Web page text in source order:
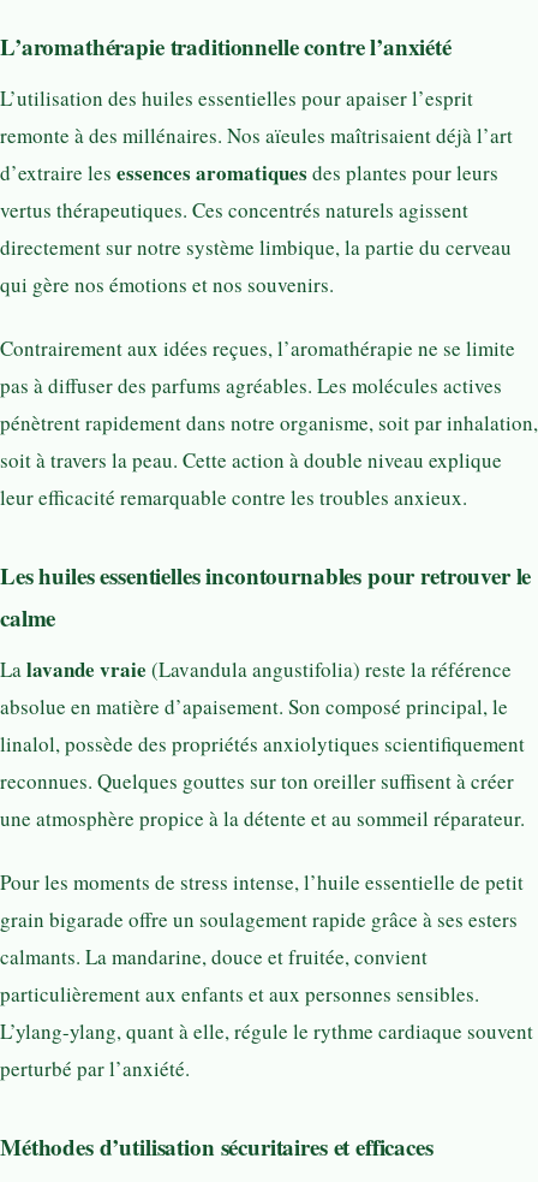
L’aromathérapie traditionnelle contre l’anxiété
L’utilisation des huiles essentielles pour apaiser l’esprit
remonte à des millénaires. Nos aïeules maîtrisaient déjà l’art
d’extraire les essences aromatiques des plantes pour leurs
vertus thérapeutiques. Ces concentrés naturels agissent
directement sur notre système limbique, la partie du cerveau
qui gère nos émotions et nos souvenirs.
Contrairement aux idées reçues, l’aromathérapie ne se limite
pas à diffuser des parfums agréables. Les molécules actives
pénètrent rapidement dans notre organisme, soit par inhalation,
soit à travers la peau. Cette action à double niveau explique
leur efficacité remarquable contre les troubles anxieux.
Les huiles essentielles incontournables pour retrouver le
calme
Lalavande vraie (Lavandula angustifolia) reste la référence
absolue en matière d’apaisement. Son composé principal, le
linalol, possède des propriétés anxiolytiques scientifiquement
reconnues. Quelques gouttes sur ton oreiller suffisent à créer
une atmosphère propice à la détente et au sommeil réparateur.
Pour les moments de stress intense, l’huile essentielle de petit
grain bigarade offre un soulagement rapide grâce à ses esters
calmants. La mandarine, douce et fruitée, convient
particulièrement aux enfants et aux personnes sensibles.
L’ylang-ylang, quant à elle, régule le rythme cardiaque souvent
perturbé par l’anxiété.
Méthodes d’utilisation sécuritaires et efficaces